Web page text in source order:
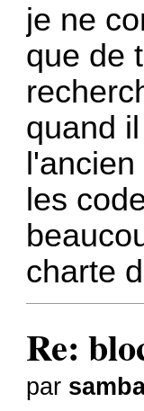
je ne
que de
quand
les
charte
Re:
par